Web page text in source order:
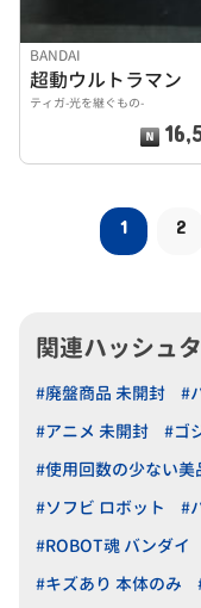
BANDAI
超動ウルトラマン
ティガ-光を継ぐもの-
1 2
関連ハッシュ
#廃盤商品 未開封 #
#アニメ 未開封
#ゴ
#使用回数の少ない美
#ソフビ ロボット
#
#ROBOT魂 バンダイ
#キズあり 本体のみ